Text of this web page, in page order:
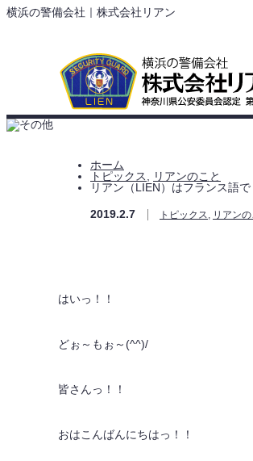
横浜の警備会社｜株式会社リアン
リアン（LIEN）
ホーム
トピックス
リアンのこと
リアン（LIEN）はフランス語
2019.2.7 トピックス, リアンの
はいっ！！
どぉ～もぉ～(^^)/
皆さんっ！！
おはこんばんにちはっ！！